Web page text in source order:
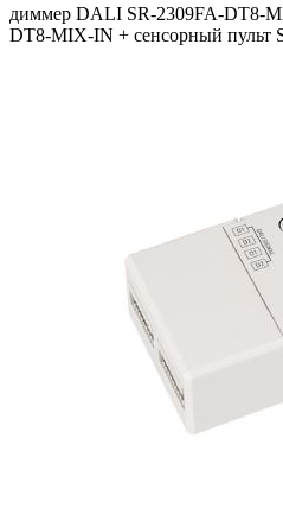
диммер DALI SR-2309FA-DT8-
DT8-MIX-IN + сенсорный пульт